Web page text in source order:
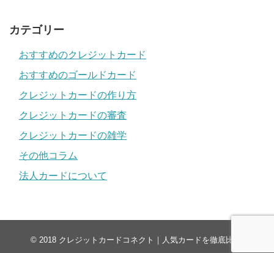
カテゴリー
おすすめのクレジットカード
おすすめのゴールドカード
クレジットカードの作り方
クレジットカードの審査
クレジットカードの雑学
その他コラム
法人カードについて
© 2018 クレジットカードコネクト｜人気カードを徹底比較